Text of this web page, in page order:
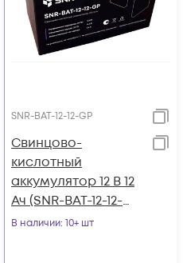
SNR-BAT-12-12-GP
Свинцово-
кислотный
аккумулятор 12 В 12
Ач (SNR-BAT-12-12-
GP)
В наличии: 10+ шт